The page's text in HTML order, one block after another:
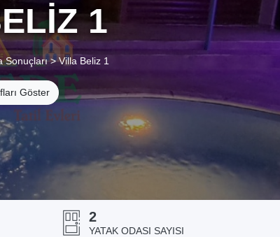
1
Sonuçları > Villa Beliz 1
Göster
2
YATAK ODASI SAYISI